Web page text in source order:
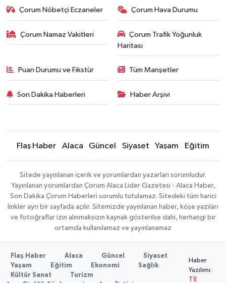
Çorum Nöbetçi Eczaneler Çorum Hava Durumu
Çorum Namaz Vakitleri
Çorum Trafik Yoğunluk
Haritası
Puan Durumu ve Fikstür Tüm Manşetler
Son Dakika Haberleri Haber Arşivi
Flaş Haber Alaca Güncel Siyaset Yaşam Eğitim
Sitede yayınlanan içerik ve yorumlardan yazarları sorumludur.
Yayınlanan yorumlardan Çorum Alaca Lider Gazetesi - Alaca Haber,
Son Dakika Çorum Haberleri sorumlu tutulamaz. Sitedeki tüm harici
linkler ayrı bir sayfada açılır. Sitemizde yayınlanan haber, köşe yazıları
ve fotoğraflar izin alınmaksızın kaynak gösterilse dahi, herhangi bir
ortamda kullanılamaz ve yayınlanamaz
Flaş Haber Alaca Güncel
Siyaset
Yaşam
Eğitim Ekonomi
Sağlık
Kültür Sanat
Turizm
Haber
Yazılımı:
TE